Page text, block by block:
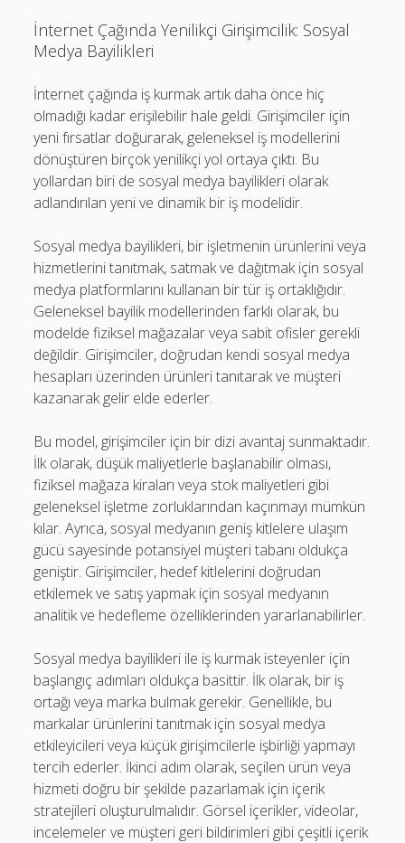
İnternet Çağında Yenilikçi Girişimcilik: Sosyal
Medya Bayilikleri
İnternet çağında iş kurmak artık daha önce hiç
olmadığı kadar erişilebilir hale geldi. Girişimciler için
yeni fırsatlar doğurarak, geleneksel iş modellerini
dönüştüren birçok yenilikçi yol ortaya çıktı. Bu
yollardan biri de sosyal medya bayilikleri olarak
adlandırılan yeni ve dinamik bir iş modelidir.
Sosyal medya bayilikleri, bir işletmenin ürünlerini veya
hizmetlerini tanıtmak, satmak ve dağıtmak için sosyal
medya platformlarını kullanan bir tür iş ortaklığıdır.
Geleneksel bayilik modellerinden farklı olarak, bu
modelde fiziksel mağazalar veya sabit ofisler gerekli
değildir. Girişimciler, doğrudan kendi sosyal medya
hesapları üzerinden ürünleri tanıtarak ve müşteri
kazanarak gelir elde ederler.
Bu model, girişimciler için bir dizi avantaj sunmaktadır.
İlk olarak, düşük maliyetlerle başlanabilir olması,
fiziksel mağaza kiraları veya stok maliyetleri gibi
geleneksel işletme zorluklarından kaçınmayı mümkün
kılar. Ayrıca, sosyal medyanın geniş kitlelere ulaşım
gücü sayesinde potansiyel müşteri tabanı oldukça
geniştir. Girişimciler, hedef kitlelerini doğrudan
etkilemek ve satış yapmak için sosyal medyanın
analitik ve hedefleme özelliklerinden yararlanabilirler.
Sosyal medya bayilikleri ile iş kurmak isteyenler için
başlangıç adımları oldukça basittir. İlk olarak, bir iş
ortağı veya marka bulmak gerekir. Genellikle, bu
markalar ürünlerini tanıtmak için sosyal medya
etkileyicileri veya küçük girişimcilerle işbirliği yapmayı
tercih ederler. İkinci adım olarak, seçilen ürün veya
hizmeti doğru bir şekilde pazarlamak için içerik
stratejileri oluşturulmalıdır. Görsel içerikler, videolar,
incelemeler ve müşteri geri bildirimleri gibi çeşitli içerik